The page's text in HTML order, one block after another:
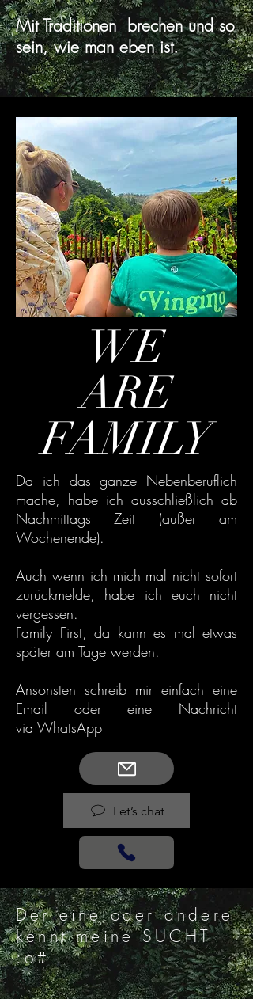
Mit Traditionen brechen und so
sein, wie man eben ist.
WE
ARE
FAMILY
Da ich das ganze Nebenberuflich
mache, habe ich ausschließlich ab
Nachmittags Zeit (außer am
Wochenende).
Auch wenn ich mich mal nicht sofort
zurückmelde, habe ich euch nicht
vergessen.
Family First, da kann es mal etwas
später am Tage werden.
Ansonsten schreib mir einfach eine
Email oder eine Nachricht
via WhatsApp
Let’s chat
Der eine oder andere
kennt meine SUCHT
:o#